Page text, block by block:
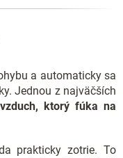
a automaticky sa
Jednou z najväčších
ktorý fúka na
prakticky zotrie. To